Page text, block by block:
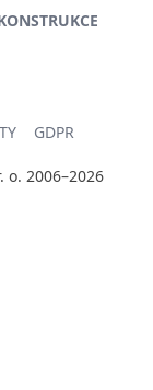
GDPR
o. 2006–2026